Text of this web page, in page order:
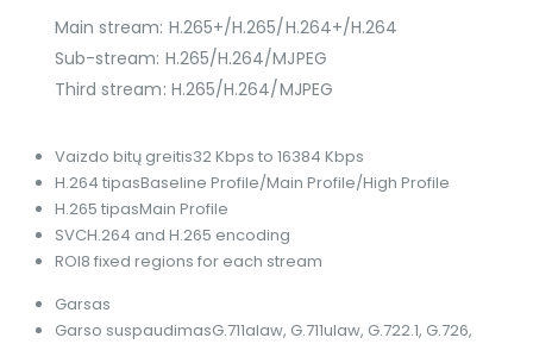
Main stream: H.265+/H.265/H.264+/H.264
Sub-stream: H.265/H.264/MJPEG
Third stream: H.265/H.264/MJPEG
Vaizdo bitų greitis32 Kbps to 16384 Kbps
H.264 tipasBaseline Profile/Main Profile/High Profile
H.265 tipasMain Profile
SVCH.264 and H.265 encoding
ROI8 fixed regions for each stream
Garsas
Garso suspaudimasG.711alaw, G.711ulaw, G.722.1, G.726,